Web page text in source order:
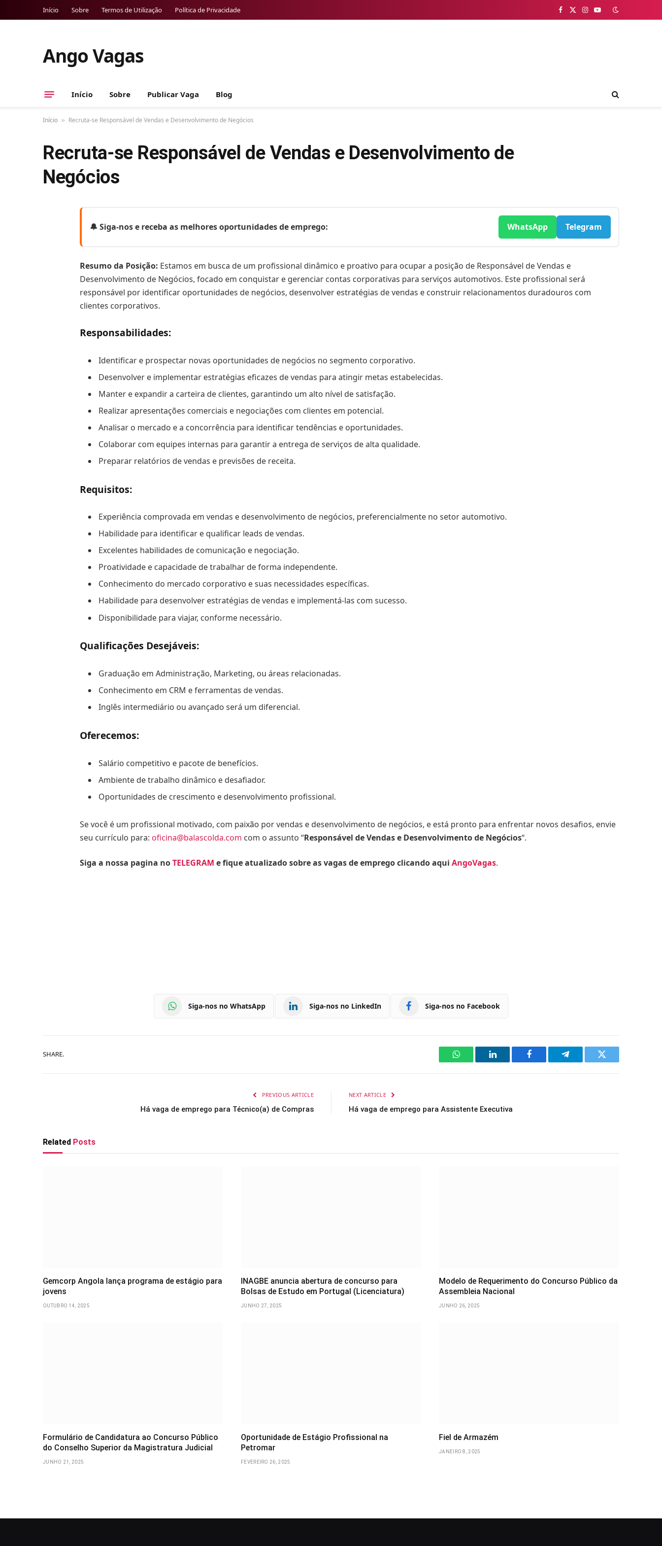
Início Sobre Termos de Utilização Política de Privacidade Facebook
X
Instagram
YouTube
Ango Vagas
Início Sobre Publicar Vaga Blog
Início » Recruta-se Responsável de Vendas e Desenvolvimento de Negócios
Recruta-se Responsável de Vendas e Desenvolvimento de
Negócios
🔔 Siga-nos e receba as melhores oportunidades de emprego: WhatsApp Telegram
Resumo da Posição: Estamos em busca de um profissional dinâmico e proativo para ocupar a posição de Responsável de Vendas e
Desenvolvimento de Negócios, focado em conquistar e gerenciar contas corporativas para serviços automotivos. Este profissional será
responsável por identificar oportunidades de negócios, desenvolver estratégias de vendas e construir relacionamentos duradouros com
clientes corporativos.
Responsabilidades:
Identificar e prospectar novas oportunidades de negócios no segmento corporativo.
Desenvolver e implementar estratégias eficazes de vendas para atingir metas estabelecidas.
Manter e expandir a carteira de clientes, garantindo um alto nível de satisfação.
Realizar apresentações comerciais e negociações com clientes em potencial.
Analisar o mercado e a concorrência para identificar tendências e oportunidades.
Colaborar com equipes internas para garantir a entrega de serviços de alta qualidade.
Preparar relatórios de vendas e previsões de receita.
Requisitos:
Experiência comprovada em vendas e desenvolvimento de negócios, preferencialmente no setor automotivo.
Habilidade para identificar e qualificar leads de vendas.
Excelentes habilidades de comunicação e negociação.
Proatividade e capacidade de trabalhar de forma independente.
Conhecimento do mercado corporativo e suas necessidades específicas.
Habilidade para desenvolver estratégias de vendas e implementá-las com sucesso.
Disponibilidade para viajar, conforme necessário.
Qualificações Desejáveis:
Graduação em Administração, Marketing, ou áreas relacionadas.
Conhecimento em CRM e ferramentas de vendas.
Inglês intermediário ou avançado será um diferencial.
Oferecemos:
Salário competitivo e pacote de benefícios.
Ambiente de trabalho dinâmico e desafiador.
Oportunidades de crescimento e desenvolvimento profissional.
Se você é um profissional motivado, com paixão por vendas e desenvolvimento de negócios, e está pronto para enfrentar novos desafios, envie
seu currículo para: oficina@balascolda.com com o assunto “Responsável de Vendas e Desenvolvimento de Negócios“.
Siga a nossa pagina noTELEGRAM e fique atualizado sobre as vagas de emprego clicando aqui AngoVagas.
Siga-nos no WhatsApp Siga-nos no LinkedIn Siga-nos no Facebook
SHARE.
WhatsAppLinkedIn Facebook Telegram Twitter
PREVIOUS ARTICLE
Há vaga de emprego para Técnico(a) de Compras
NEXT ARTICLE
Há vaga de emprego para Assistente Executiva
Related Posts
Gemcorp Angola lança programa de estágio para
jovens
OUTUBRO 14, 2025
INAGBE anuncia abertura de concurso para
Bolsas de Estudo em Portugal (Licenciatura)
JUNHO 27, 2025
Modelo de Requerimento do Concurso Público da
Assembleia Nacional
JUNHO 26, 2025
Formulário de Candidatura ao Concurso Público
do Conselho Superior da Magistratura Judicial
JUNHO 21, 2025
Oportunidade de Estágio Profissional na
Petromar
FEVEREIRO 26, 2025
Fiel de Armazém
JANEIRO 8, 2025